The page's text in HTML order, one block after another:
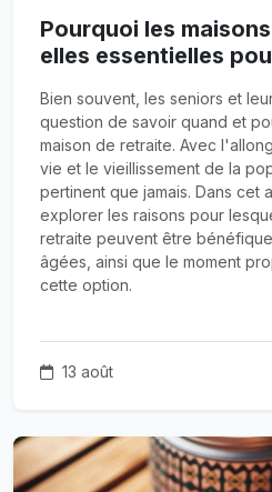
Pourquoi les
elles essentielles
Bien souvent, les seniors et
question de savoir quand et
maison de retraite. Avec
vie et le vieillissement de la
pertinent que jamais. Dans cet
explorer les raisons pour
retraite peuvent être
âgées, ainsi que le moment
cette option.
13 août